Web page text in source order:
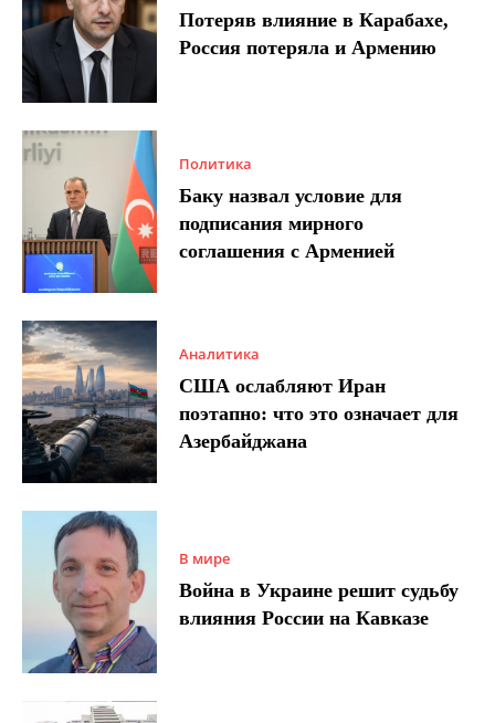
Потеряв влияние в Карабахе,
Россия потеряла и Армению
Политика
Баку назвал условие для
подписания мирного
соглашения с Арменией
Аналитика
США ослабляют Иран
поэтапно: что это означает для
Азербайджана
В мире
Война в Украине решит судьбу
влияния России на Кавказе